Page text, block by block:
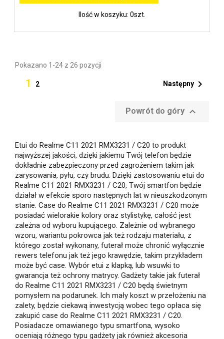
Ilość w koszyku: 0szt.
Pokazano 1-24 z 26 pozycji
1 2 Następny 
Powrót do góry 
Etui do Realme C11 2021 RMX3231 / C20 to produkt
najwyższej jakości, dzięki jakiemu Twój telefon będzie
dokładnie zabezpieczony przed zagrożeniem takim jak
zarysowania, pyłu, czy brudu. Dzięki zastosowaniu etui do
Realme C11 2021 RMX3231 / C20, Twój smartfon będzie
działał w efekcie sporo następnych lat w nieuszkodzonym
stanie. Case do Realme C11 2021 RMX3231 / C20 może
posiadać wielorakie kolory oraz stylistykę, całość jest
zależna od wyboru kupującego. Zależnie od wybranego
wzoru, wariantu pokrowca jak też rodzaju materiału, z
którego został wykonany, futerał może chronić wyłącznie
rewers telefonu jak też jego krawędzie, takim przykładem
może być case. Wybór etui z klapką, lub wsuwki to
gwarancja też ochrony matrycy. Gadżety takie jak futerał
do Realme C11 2021 RMX3231 / C20 będą świetnym
pomysłem na podarunek. Ich mały koszt w przełożeniu na
zalety, będzie ciekawą inwestycją wobec tego opłaca się
zakupić case do Realme C11 2021 RMX3231 / C20.
Posiadacze omawianego typu smartfona, wysoko
oceniają różnego typu gadżety jak również akcesoria